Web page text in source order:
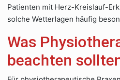
Patienten mit Herz-Kreislauf-
solche Wetterlagen häufig
Was
beachten